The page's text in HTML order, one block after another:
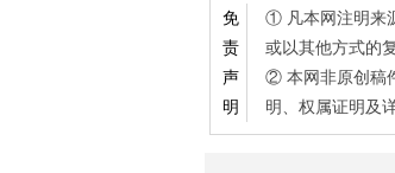
免
责
声
明
① 凡本网注明来
或以其他方式的
② 本网非原创稿
明、权属证明及